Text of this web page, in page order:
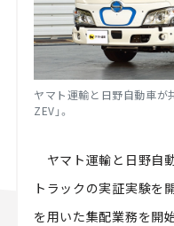
ヤマト運輸と日野自動車が
ZEV」。
ヤマト運輸と日野自
トラックの実証実験を
を用いた集配業務を開